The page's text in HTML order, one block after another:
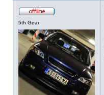
5th Gear